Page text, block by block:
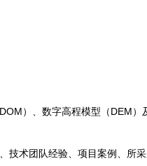
）、数字高程模型（DEM）
术团队经验、项目案例、所